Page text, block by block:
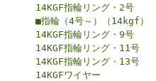
14KGF指輪リング・2号
■指輪（4号～）（14kgf）
14KGF指輪リング・9号
14KGF指輪リング・11号
14KGF指輪リング・13号
14KGFワイヤー